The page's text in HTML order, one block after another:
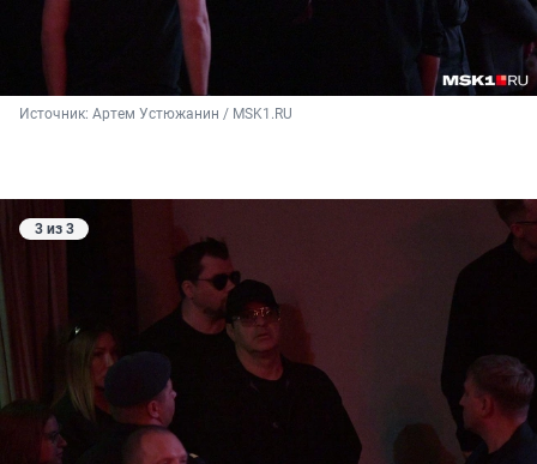
Источник: Артем Устюжанин / MSK1.RU
3 из 3